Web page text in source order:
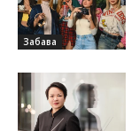
Забава